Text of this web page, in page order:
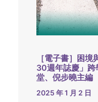
［電子書］困
30週年誌慶」跨
堂、倪步曉主編
2025 年 1 月 2 日